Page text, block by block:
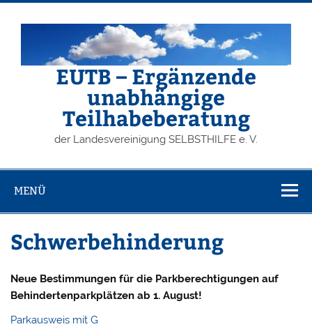
Zum
springen
EUTB – Ergänzende
unabhängige
Teilhabeberatung
der Landesvereinigung SELBSTHILFE e. V.
MENÜ
Schwerbehinderung
Neue Bestimmungen für die Parkberechtigungen auf
Behindertenparkplätzen ab 1. August!
Parkausweis mit G